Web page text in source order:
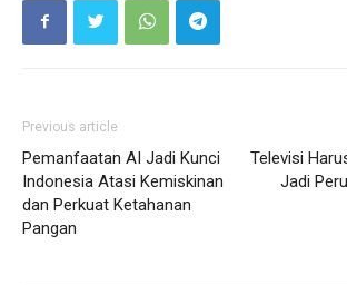
Previous article
Pemanfaatan AI Jadi Kunci
Indonesia Atasi Kemiskinan
dan Perkuat Ketahanan
Pangan
Televisi
Jadi